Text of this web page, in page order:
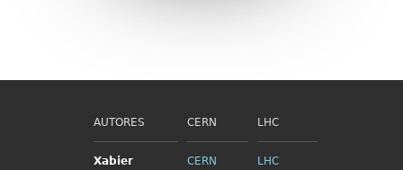
AUTORES
Xabier
CERN
CERN
LHC
LHC